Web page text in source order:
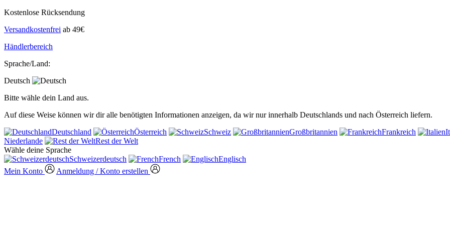
Kostenlose Rücksendung
Versandkostenfrei ab 49€
Händlerbereich
Sprache/Land:
Deutsch
Bitte wähle dein Land aus.
Auf diese Weise können wir dir alle benötigten Informationen anzeigen, da wir nur innerhalb Deutschlands und nach Österreich liefern.
Deutschland
Österreich Schweiz Großbritannien Frankreich
Niederlande
Rest der Welt
Wähle deine Sprache
Schweizerdeutsch
French
Englisch
Mein Konto
Anmeldung / Konto erstellen